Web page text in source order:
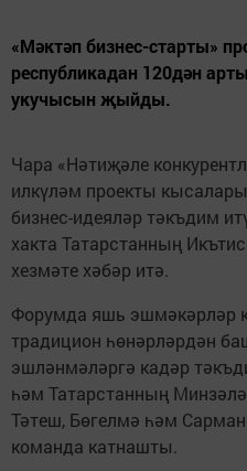
«Мәктәп бизнес-старты»
республикадан 120дән
укучысын җыйды.
Чара «Нәтиҗәле
илкүләм проекты
бизнес-идеяләр тәкъдим
хакта Татарстанның
хезмәте хәбәр итә.
Форумда яшь эшмәкәрләр
традицион һөнәрләрдән
эшләнмәләргә кадәр
һәм Татарстанның
Тәтеш, Бөгелмә һәм
команда катнашты.